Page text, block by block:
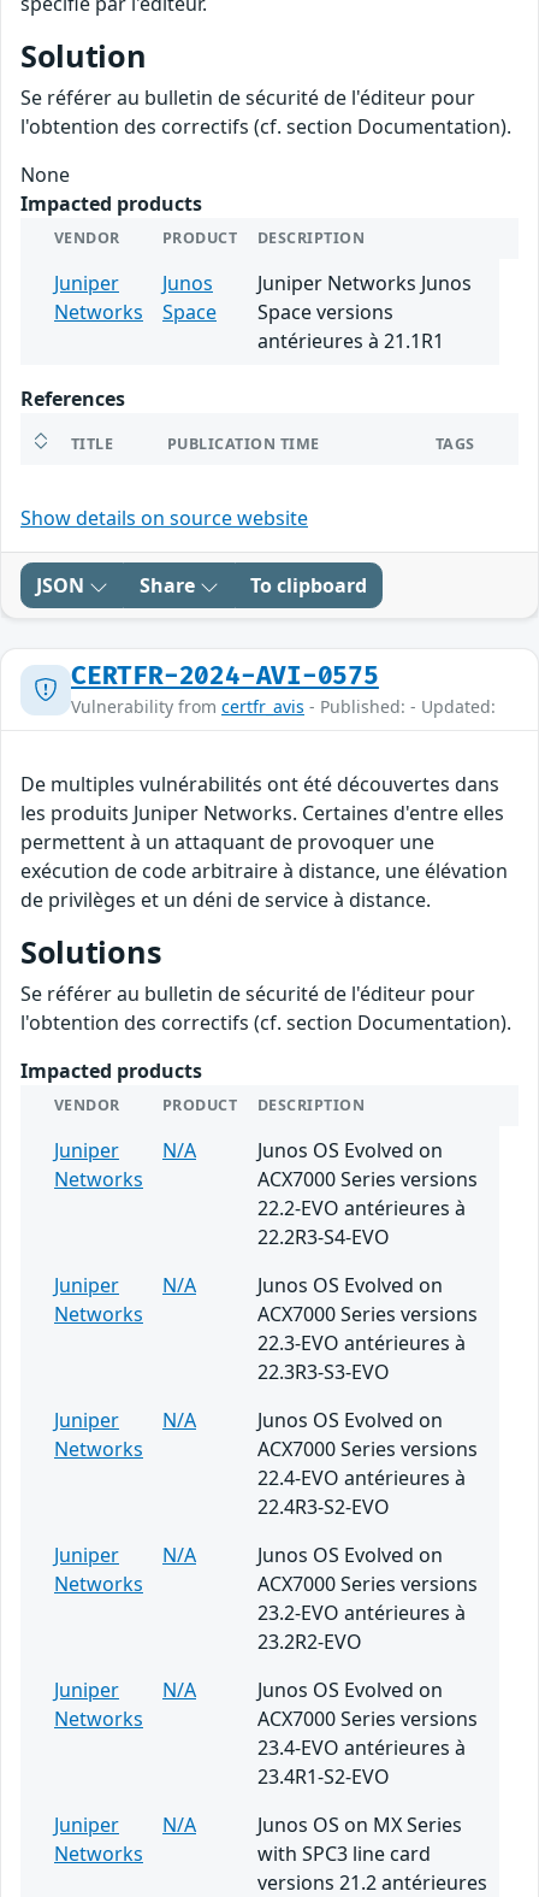
Solution
Se référer au bulletin de sécurité de l'éditeur pour
l'obtention des correctifs (cf. section Documentation).
None
Impacted products
VENDOR PRODUCT DESCRIPTION
Juniper
Networks
Junos
Space
Juniper Networks Junos
Space versions
antérieures à 21.1R1
References
TITLE PUBLICATION TIME TAGS
Show details on source website
JSON Share To clipboard
CERTFR-2024-AVI-0575
Vulnerability from certfr_avis - Published: - Updated:
De multiples vulnérabilités ont été découvertes dans
les produits Juniper Networks. Certaines d'entre elles
permettent à un attaquant de provoquer une
exécution de code arbitraire à distance, une élévation
de privilèges et un déni de service à distance.
Solutions
Se référer au bulletin de sécurité de l'éditeur pour
l'obtention des correctifs (cf. section Documentation).
Impacted products
VENDOR PRODUCT DESCRIPTION
Juniper
Networks
N/A
Junos OS Evolved on
ACX7000 Series versions
22.2-EVO antérieures à
22.2R3-S4-EVO
Juniper
Networks
N/A
Junos OS Evolved on
ACX7000 Series versions
22.3-EVO antérieures à
22.3R3-S3-EVO
Juniper
Networks
N/A
Junos OS Evolved on
ACX7000 Series versions
22.4-EVO antérieures à
22.4R3-S2-EVO
Juniper
Networks
N/A
Junos OS Evolved on
ACX7000 Series versions
23.2-EVO antérieures à
23.2R2-EVO
Juniper
Networks
N/A
Junos OS Evolved on
ACX7000 Series versions
23.4-EVO antérieures à
23.4R1-S2-EVO
Juniper
Networks
N/A
Junos OS on MX Series
with SPC3 line card
versions 21.2 antérieures